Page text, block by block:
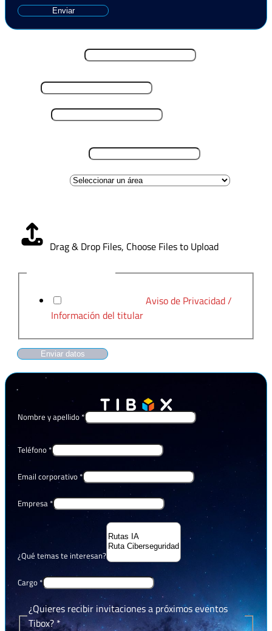
Enviar
Drag & Drop Files, Choose Files to Upload
Aviso de Privacidad /
Información del titular
Enviar datos
Nombre y apellido *
Teléfono *
Email corporativo *
Empresa *
¿Qué temas te interesan?
Cargo *
¿Quieres recibir invitaciones a próximos eventos
Tibox?*